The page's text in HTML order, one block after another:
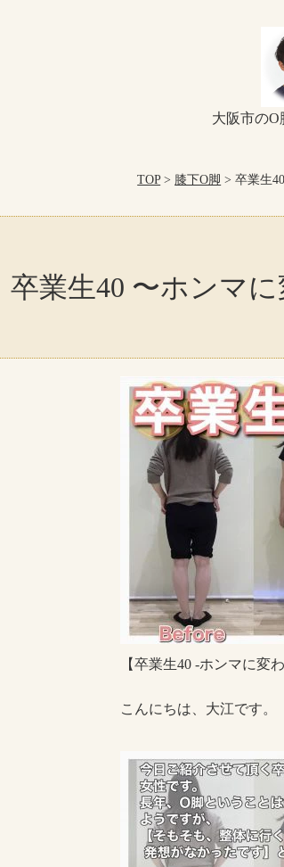
大阪市のO
TOP> 膝下O脚 > 卒業生
卒業生40 〜ホンマ
【卒業生40 -ホンマに変
こんにちは、大江です。